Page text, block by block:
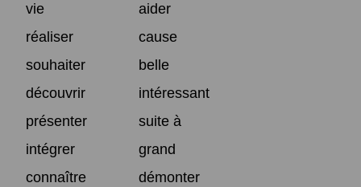
vie
aider
réaliser
cause
souhaiter
belle
découvrir
intéressant
présenter
suite à
intégrer
grand
connaître
démonter